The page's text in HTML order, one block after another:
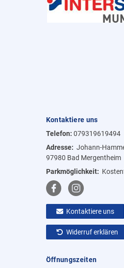
Kontaktiere uns
Telefon: 079319619494
Adresse: Johann-
97980 Bad Mergentheim
Parkmöglichkeit:
Kontaktiere uns
Widerruf erklären
Öffnungszeiten